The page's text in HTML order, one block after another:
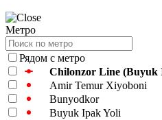
Метро
Рядом с метро
Chilonzor Line (Buyuk
Amir Temur Xiyoboni
Bunyodkor
Buyuk Ipak Yoli